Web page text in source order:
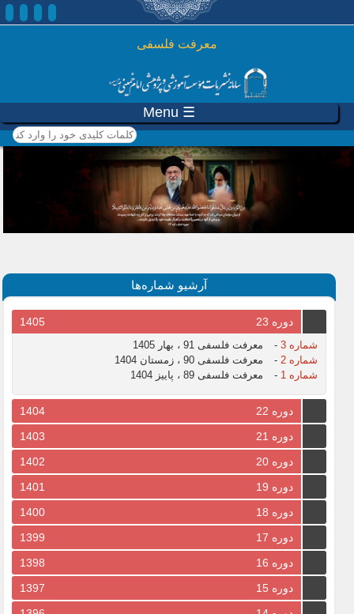
رفتن به محتوای اصلی
معرفت فلسفی
☰ Menu
کلمات کلیدی خود را وارد
کنید
آرشیو شماره‌ها
دوره 23 1405
شماره 3 -
معرفت فلسفی 91 ، بهار 1405
شماره 2
-
معرفت فلسفی 90 ، زمستان 1404
شماره 1
- معرفت فلسفی 89 ، پاییز 1404
دوره 22
1404
دوره 21
1403
دوره 20
1402
دوره 19
1401
دوره 18
1400
دوره 17
1399
دوره 16
1398
دوره 15
1397